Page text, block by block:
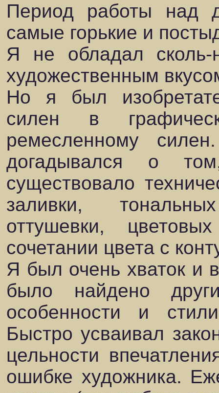
Период работы над
самые горькие и
Я не обладал сколь-
художественным
Но я был
силен в
ремесленному
догадывался о
существовало
заливки,
оттушевки,
сочетании цвета с
Я был очень хваток и
было найдено
особенности и
Быстро усваивал
цельности
ошибке художника.